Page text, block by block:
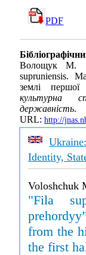
PDF
Волощук М.
supruniensis.
землі
культурна
державність.
URL: http://
Identity,
Voloshchuk
"Fila
from the
the first